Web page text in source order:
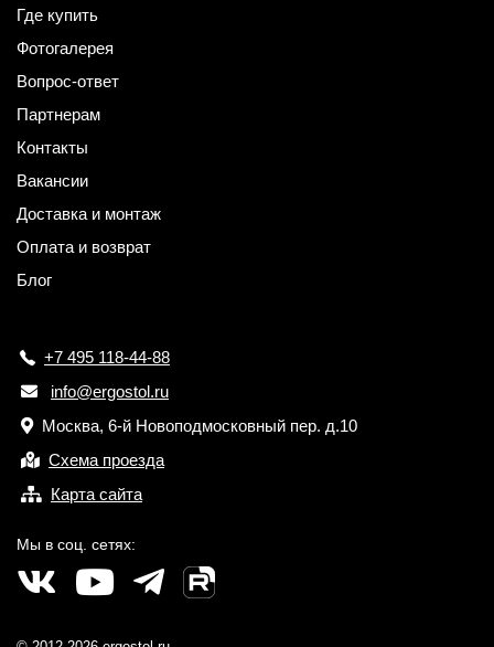
Где купить
Фотогалерея
Вопрос-ответ
Партнерам
Контакты
Вакансии
Доставка и монтаж
Оплата и возврат
Блог
+7 495 118-44-88
info@ergostol.ru
Москва, 6-й Новоподмосковный пер. д.10
Схема проезда
Карта сайта
Мы в соц. сетях: